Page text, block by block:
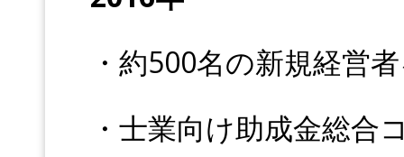
・約500名の新規経営
・士業向け助成金総